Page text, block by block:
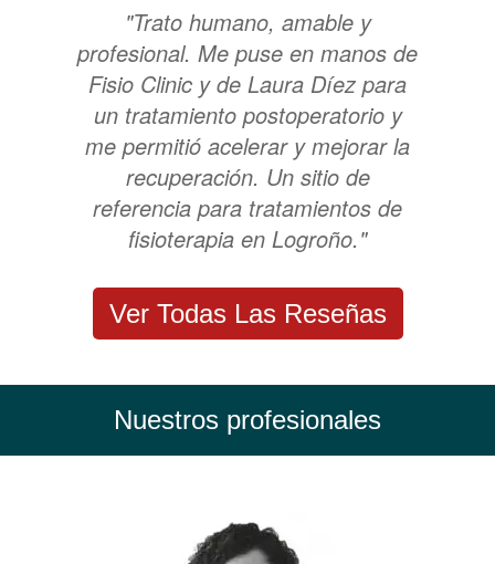
"Trato humano, amable y
profesional. Me puse en manos de
Fisio Clinic y de Laura Díez para
un tratamiento postoperatorio y
me permitió acelerar y mejorar la
recuperación. Un sitio de
referencia para tratamientos de
fisioterapia en Logroño."
Ver Todas Las Reseñas
Nuestros profesionales